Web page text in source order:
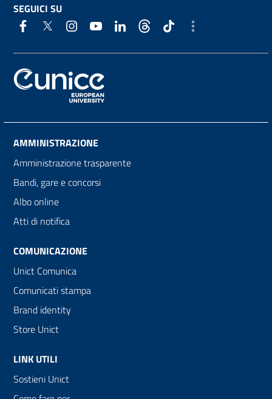
SEGUICI SU
AMMINISTRAZIONE
Amministrazione trasparente
Bandi, gare e concorsi
Albo online
Atti di notifica
COMUNICAZIONE
Unict Comunica
Comunicati stampa
Brand identity
Store Unict
LINK UTILI
Sostieni Unict